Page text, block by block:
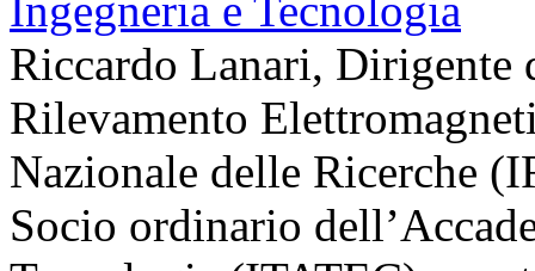
Riccardo Lanari, Dirigente
Rilevamento
Nazionale delle Ricerche
Socio ordinario